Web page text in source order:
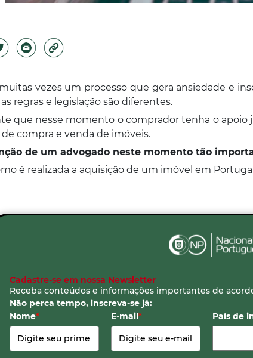
vezes um processo que gera ansiedade e
regras e legislação são diferentes.
que nesse momento o comprador tenha o
compra e venda de imóveis.
de um advogado neste momento tão
é realizada a aquisição de um imóvel em
Cadastre-se em nossa Newsletter
Receba conteúdos e informações importantes de
Não perca tempo, inscreva-se já:
Nome* E-mail* País de